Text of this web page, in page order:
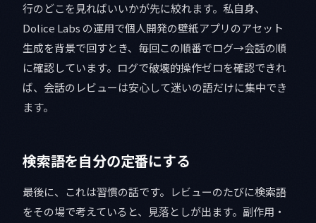
行のどこを見ればいいかが先に絞れます。私自身、
Dolice Labs の運用で個人開発の壁紙アプリのアセット
生成を背景で回すとき、毎回この順番でログ→会話の順
に確認しています。ログで破壊的操作ゼロを確認できれ
ば、会話のレビューは安心して迷いの語だけに集中でき
ます。
検索語を自分の定番にする
最後に、これは習慣の話です。レビューのたびに検索語
をその場で考えていると、見落としが出ます。副作用・